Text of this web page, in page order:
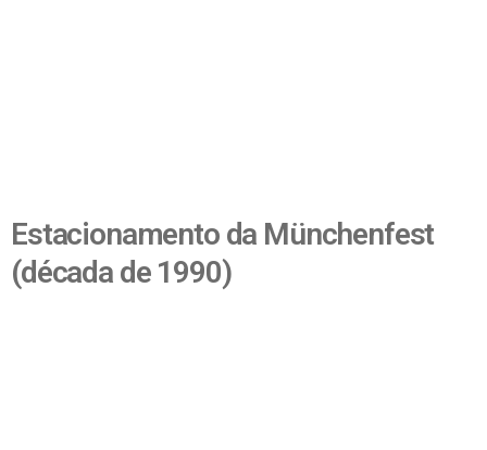
Estacionamento da Münchenfest
(década de 1990)